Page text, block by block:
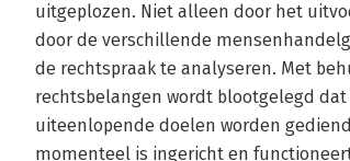
uitgeplozen. Niet alleen door het
door de verschillende
de rechtspraak te analyseren. Met
rechtsbelangen wordt blootgelegd
uiteenlopende doelen worden
momenteel is ingericht en